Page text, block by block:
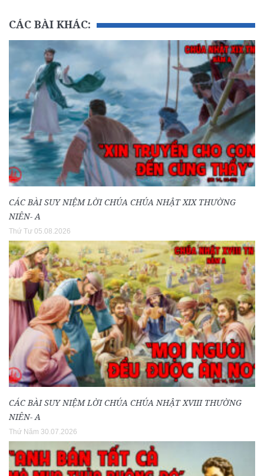
CÁC BÀI KHÁC:
CÁC BÀI SUY NIỆM LỜI CHÚA CHÚA NHẬT XIX THƯỜNG
NIÊN- A
Thứ Tư 05.08.2026
CÁC BÀI SUY NIỆM LỜI CHÚA CHÚA NHẬT XVIII THƯỜNG
NIÊN- A
Thứ Năm 30.07.2026